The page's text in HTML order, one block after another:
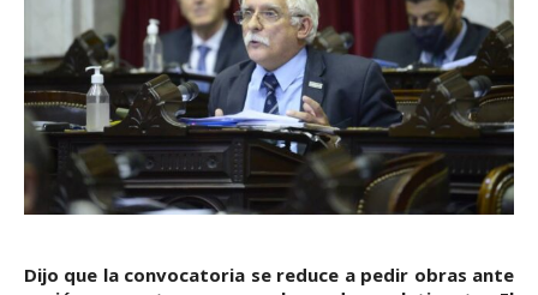
Dijo que la convocatoria se reduce a pedir obras ante